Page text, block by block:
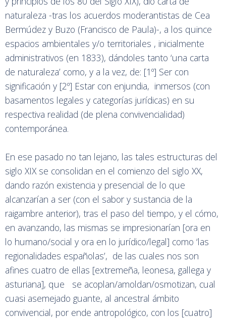
naturaleza -tras los acuerdos moderantistas de Cea
Bermúdez y Buzo (Francisco de Paula)-, a los quince
espacios ambientales y/o territoriales , inicialmente
administrativos (en 1833), dándoles tanto ‘una carta
de naturaleza’ como, y a la vez, de: [1º] Ser con
significación y [2º] Estar con enjundia, inmersos (con
basamentos legales y categorías jurídicas) en su
respectiva realidad (de plena convivencialidad)
contemporánea.
En ese pasado no tan lejano, las tales estructuras del
siglo XIX se consolidan en el comienzo del siglo XX,
dando razón existencia y presencial de lo que
alcanzarían a ser (con el sabor y sustancia de la
raigambre anterior), tras el paso del tiempo, y el cómo,
en avanzando, las mismas se impresionarían [ora en
lo humano/social y ora en lo jurídico/legal] como ‘las
regionalidades españolas’, de las cuales nos son
afines cuatro de ellas [extremeña, leonesa, gallega y
asturiana], que se acoplan/amoldan/osmotizan, cual
cuasi asemejado guante, al ancestral ámbito
convivencial, por ende antropológico, con los [cuatro]